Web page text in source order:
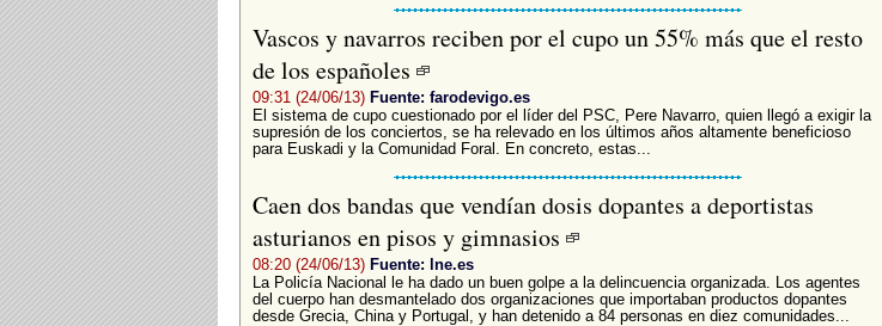
Vascos y navarros reciben por el cupo un 55% más que el resto
de los españoles
09:31 (24/06/13) Fuente: farodevigo.es
El sistema de cupo cuestionado por el líder del PSC, Pere Navarro, quien llegó a exigir la
supresión de los conciertos, se ha relevado en los últimos años altamente beneficioso
para Euskadi y la Comunidad Foral. En concreto, estas...
Caen dos bandas que vendían dosis dopantes a deportistas
asturianos en pisos y gimnasios
08:20 (24/06/13) Fuente: lne.es
La Policía Nacional le ha dado un buen golpe a la delincuencia organizada. Los agentes
del cuerpo han desmantelado dos organizaciones que importaban productos dopantes
desde Grecia, China y Portugal, y han detenido a 84 personas en diez comunidades...